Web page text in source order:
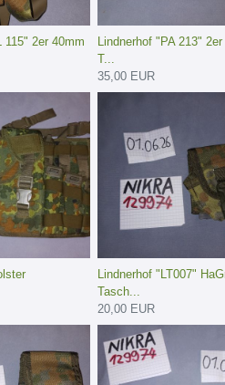
115" 2er 40mm
Lindnerhof "PA 213"
T...
35,00 EUR
Lindnerhof "LT007"
Tasch...
20,00 EUR